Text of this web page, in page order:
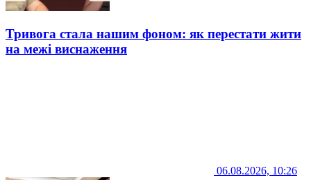
Тривога стала нашим фоном: як перестати жити
на межі виснаження
06.08.2026, 10:26